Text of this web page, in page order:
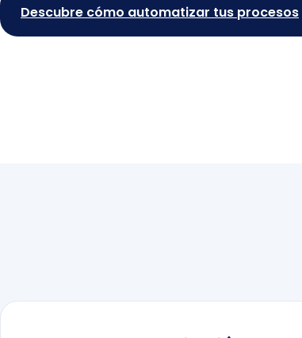
Descubre cómo automatizar tus procesos